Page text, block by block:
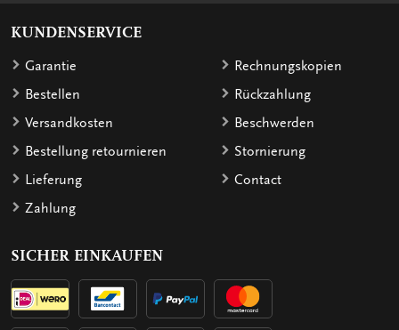
KUNDENSERVICE
Garantie
Bestellen
Versandkosten
Bestellung retournieren
Lieferung
Zahlung
Rechnungskopien
Rückzahlung
Beschwerden
Stornierung
Contact
SICHER EINKAUFEN